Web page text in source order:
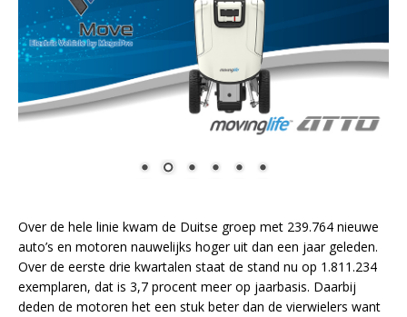
Over de hele linie kwam de Duitse groep met 239.764 nieuwe
auto’s en motoren nauwelijks hoger uit dan een jaar geleden.
Over de eerste drie kwartalen staat de stand nu op 1.811.234
exemplaren, dat is 3,7 procent meer op jaarbasis. Daarbij
deden de motoren het een stuk beter dan de vierwielers want